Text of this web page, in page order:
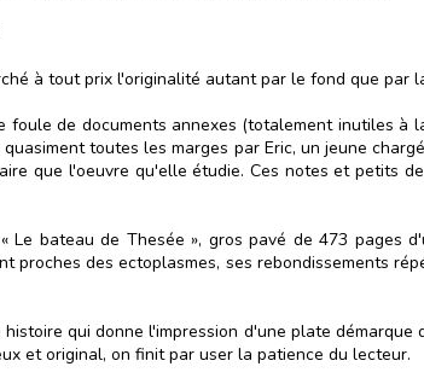
à tout prix l'originalité autant par le fond que par
de documents annexes (totalement inutiles à
toutes les marges par Eric, un jeune
que l'oeuvre qu'elle étudie. Ces notes et petits
Le bateau de Thesée », gros pavé de 473 pages
proches des ectoplasmes, ses rebondissements
qui donne l'impression d'une plate
et original, on finit par user la patience du lecteur.